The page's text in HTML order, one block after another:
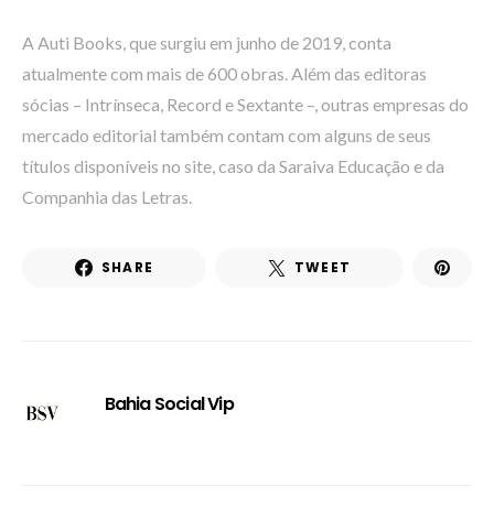
A Auti Books, que surgiu em junho de 2019, conta
atualmente com mais de 600 obras. Além das editoras
sócias – Intrínseca, Record e Sextante –, outras empresas do
mercado editorial também contam com alguns de seus
títulos disponíveis no site, caso da Saraiva Educação e da
Companhia das Letras.
SHARE TWEET
Bahia Social Vip